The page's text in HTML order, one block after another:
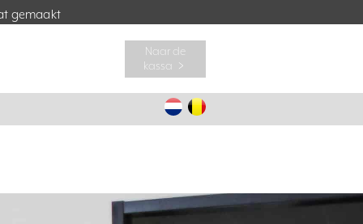
gemaakt
Naar de
kassa ﹥